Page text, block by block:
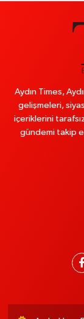
Aydın Times,
gelişmeleri,
içeriklerini
gündemi takip